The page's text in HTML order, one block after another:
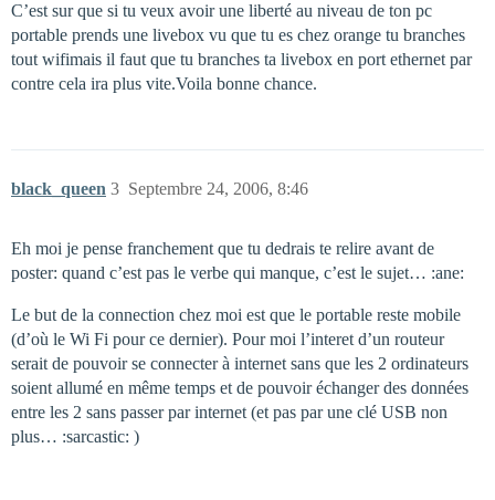
C’est sur que si tu veux avoir une liberté au niveau de ton pc
portable prends une livebox vu que tu es chez orange tu branches
tout wifimais il faut que tu branches ta livebox en port ethernet par
contre cela ira plus vite.Voila bonne chance.
black_queen Septembre 24, 2006, 8:46
3
Eh moi je pense franchement que tu dedrais te relire avant de
poster: quand c’est pas le verbe qui manque, c’est le sujet… :ane:
Le but de la connection chez moi est que le portable reste mobile
(d’où le Wi Fi pour ce dernier). Pour moi l’interet d’un routeur
serait de pouvoir se connecter à internet sans que les 2 ordinateurs
soient allumé en même temps et de pouvoir échanger des données
entre les 2 sans passer par internet (et pas par une clé USB non
plus… :sarcastic: )